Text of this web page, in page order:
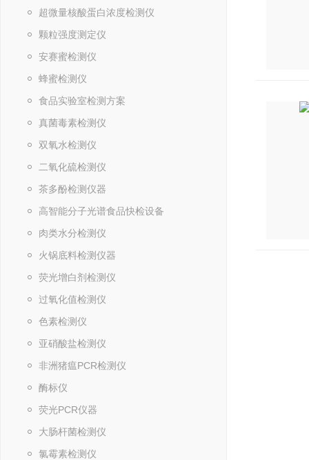
超微量核酸蛋白浓度检测仪
颗粒强度测定仪
安赛蜜检测仪
蜂蜜检测仪
食品实验室检测方案
真菌毒素检测仪
双氧水检测仪
二氧化硫检测仪
茶多酚检测仪器
高智能分子光谱食品快检设备
肉类水分检测仪
火锅底料检测仪器
荧光增白剂检测仪
过氧化值检测仪
色素检测仪
亚硝酸盐检测仪
非洲猪瘟PCR检测仪
酶标仪
荧光PCR仪器
大肠杆菌检测仪
氯霉素检测仪